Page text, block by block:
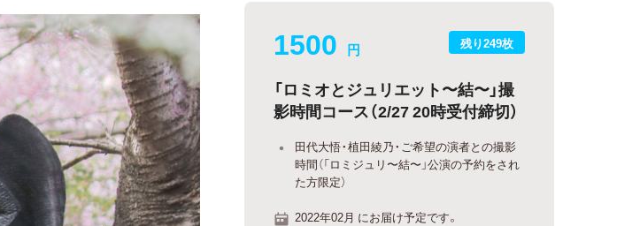
残り249枚
1500 円
「ロミオとジュリエット〜結〜」撮
影時間コース（2/27 20時受付締切）
田代大悟・植田綾乃・ご希望の演者との撮影
時間（「ロミジュリ〜結〜」公演の予約をされ
た方限定）
2022年02月 にお届け予定です。